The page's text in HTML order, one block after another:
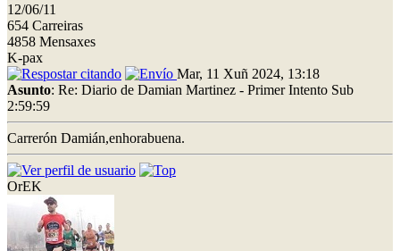
12/06/11
654 Carreiras
4858 Mensaxes
K-pax
Mar, 11 Xuñ 2024, 13:18
Asunto: Re: Diario de Damian Martinez - Primer Intento Sub
2:59:59
Carrerón Damián,enhorabuena.
OrEK